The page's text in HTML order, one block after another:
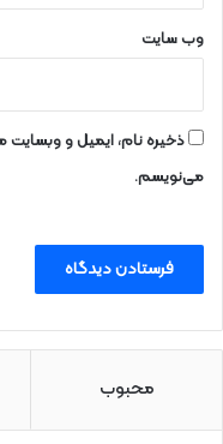
وب‌ سایت
ذخیره نام، ایمیل و وبسایت
می‌نویسم.
محبوب